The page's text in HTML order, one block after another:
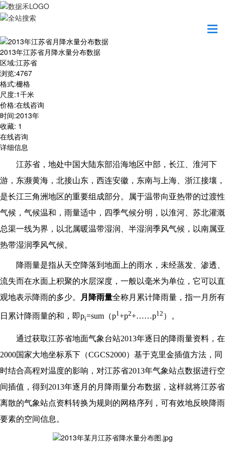
2013年江苏省月降水量分布数据
区域:江苏省
浏览:4767
格式:栅格
尺度:1千米
价格:在线咨询
时间:2013年
收藏: 1
在线咨询
详细信息
江苏省，地处中国大陆东部沿海地区中部，长江、淮河下
游，东濒黄海 ，北接山东，西连安徽，东南与上海、浙江接壤，
是长江三角洲地区的重要组成部分。属于温带向亚热带的过渡性
气候，气候温和，雨量适中，四季气候分明，以淮河、 苏北灌溉
总渠一线为界，以北属暖温带湿润、半湿润季风气候，以南属亚
热带湿润季风气候。
降雨量是指从天空降落到地面上的雨水，未经蒸发、渗透、
流失而在水面上积聚的水层深度，一般以毫米为单位，它可以直
观地表示降雨的多少。
月降雨量全称月累计降雨量，指一月所有
日累计降雨量的和，即pi=sum （p1 +p2+……p12 ）。
通过获取江苏省地面气象台站2013年逐日的降雨量资料，在
2000国家大地坐标系下（CGCS2000）基于克里金插值方法，同
时结合高程对温度的影响，对江苏省2013年气象站点数据进行空
间插值，得到 2013年逐月的月降雨量分布数据，这样就将江苏省
离散的气象站点资料转换为规则的网格序列，可有效地反映降雨
要素的空间信息。